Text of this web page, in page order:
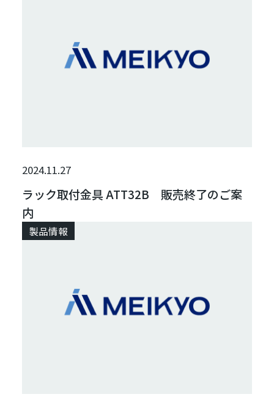
2024.11.27
ラック取付金具 ATT32B 販売終了のご案
内
製品情報